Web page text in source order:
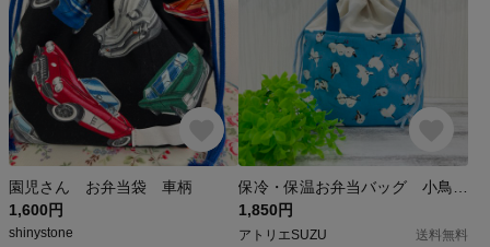
園児さん お弁当袋 車柄
1,600円
shinystone
1,850円
アトリエSUZU
送料無料